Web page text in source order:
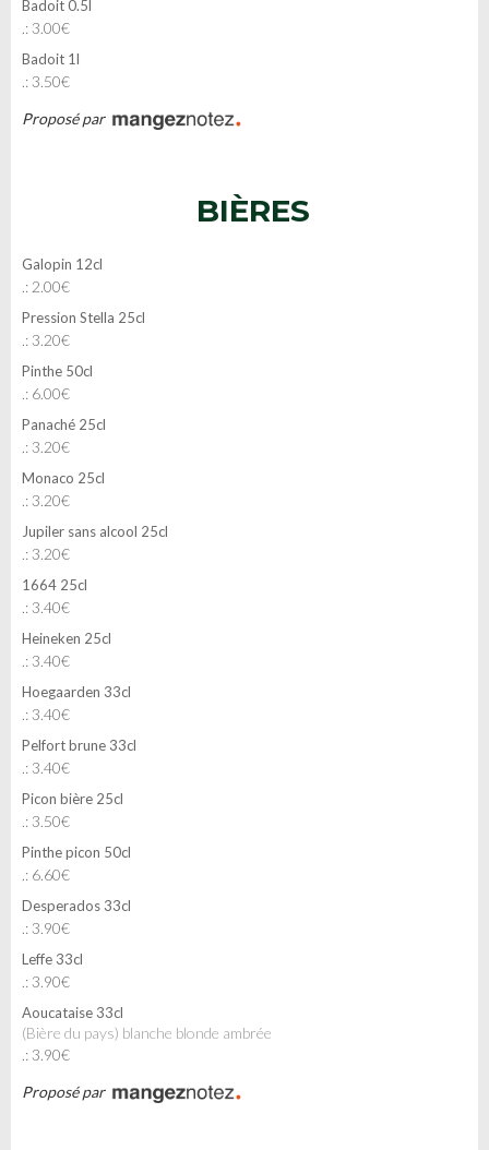
Badoit 0.5l
.: 3.00€
Badoit 1l
.: 3.50€
Proposé par
BIÈRES
Galopin 12cl
.: 2.00€
Pression Stella 25cl
.: 3.20€
Pinthe 50cl
.: 6.00€
Panaché 25cl
.: 3.20€
Monaco 25cl
.: 3.20€
Jupiler sans alcool 25cl
.: 3.20€
1664 25cl
.: 3.40€
Heineken 25cl
.: 3.40€
Hoegaarden 33cl
.: 3.40€
Pelfort brune 33cl
.: 3.40€
Picon bière 25cl
.: 3.50€
Pinthe picon 50cl
.: 6.60€
Desperados 33cl
.: 3.90€
Leffe 33cl
.: 3.90€
Aoucataise 33cl
(Bière du pays) blanche blonde ambrée
.: 3.90€
Proposé par